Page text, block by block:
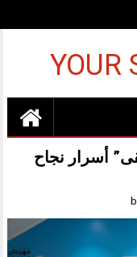
YOUR
أسرار نجاح